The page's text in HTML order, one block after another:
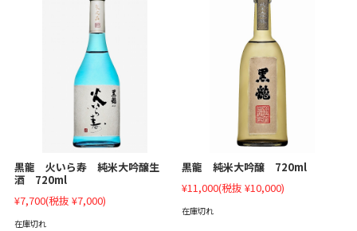
黒龍 火いら寿 純米大吟醸生
酒 720ml
¥7,700(税抜 ¥7,000)
在庫切れ
黒龍 純米大吟醸 720ml
¥11,000(税抜 ¥10,000)
在庫切れ